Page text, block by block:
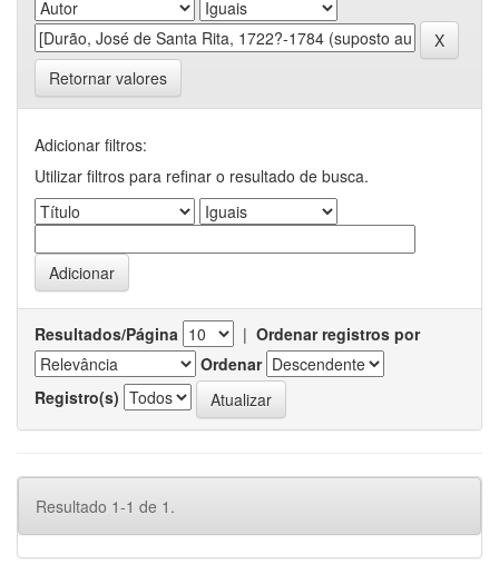
Retornar valores
Adicionar filtros:
Utilizar filtros para refinar o resultado de busca.
Resultados/Página | Ordenar registros por
Ordenar
Registro(s)
Resultado 1-1 de 1.